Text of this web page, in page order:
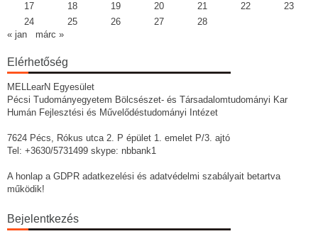
17
18 19 20 21 22
23
24
25 26 27
28
« jan
márc »
Elérhetőség
MELLearN Egyesület
Pécsi Tudományegyetem Bölcsészet- és Társadalomtudományi Kar
Humán Fejlesztési és Művelődéstudományi Intézet
7624 Pécs, Rókus utca 2. P épület 1. emelet P/3. ajtó
Tel: +3630/5731499 skype: nbbank1
A honlap a GDPR adatkezelési és adatvédelmi szabályait betartva
működik!
Bejelentkezés